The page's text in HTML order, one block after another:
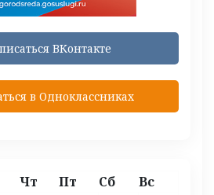
ВКонтакте
в Одноклассниках
Чт Пт Сб Вс